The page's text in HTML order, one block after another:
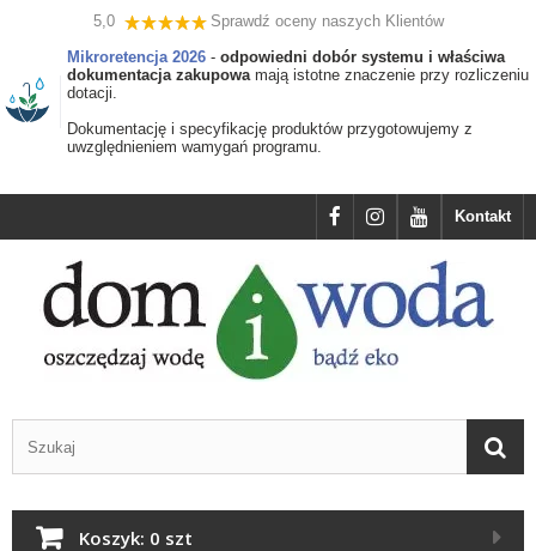
5,0
Sprawdź oceny naszych Klientów
Mikroretencja 2026 - odpowiedni dobór systemu i właściwa
dokumentacja zakupowamają istotne znaczenie przy rozliczeniu
dotacji.
Dokumentację i specyfikację produktów przygotowujemy z
uwzględnieniem wamygań programu.
Kontakt
Koszyk: 0 szt